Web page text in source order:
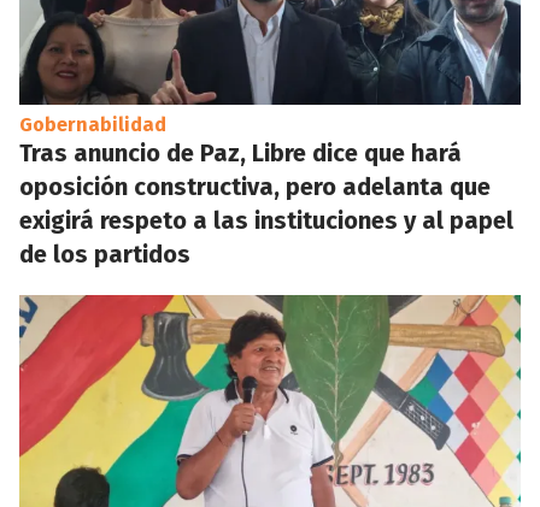
Gobernabilidad
Tras anuncio de Paz, Libre dice que hará
oposición constructiva, pero adelanta que
exigirá respeto a las instituciones y al papel
de los partidos